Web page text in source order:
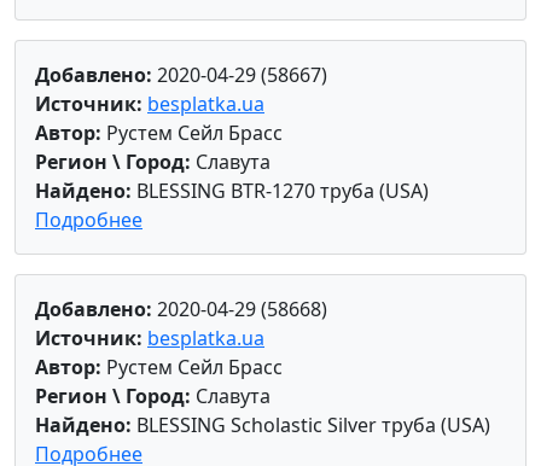
Добавлено: 2020-04-29 (58667)
Источник: besplatka.ua
Автор: Рустем Сейл Брасс
Регион \ Город: Славута
Найдено: BLESSING BTR-1270 труба (USA)
Подробнее
Добавлено: 2020-04-29 (58668)
Источник: besplatka.ua
Автор: Рустем Сейл Брасс
Регион \ Город: Славута
Найдено: BLESSING Scholastic Silver труба (USA)
Подробнее